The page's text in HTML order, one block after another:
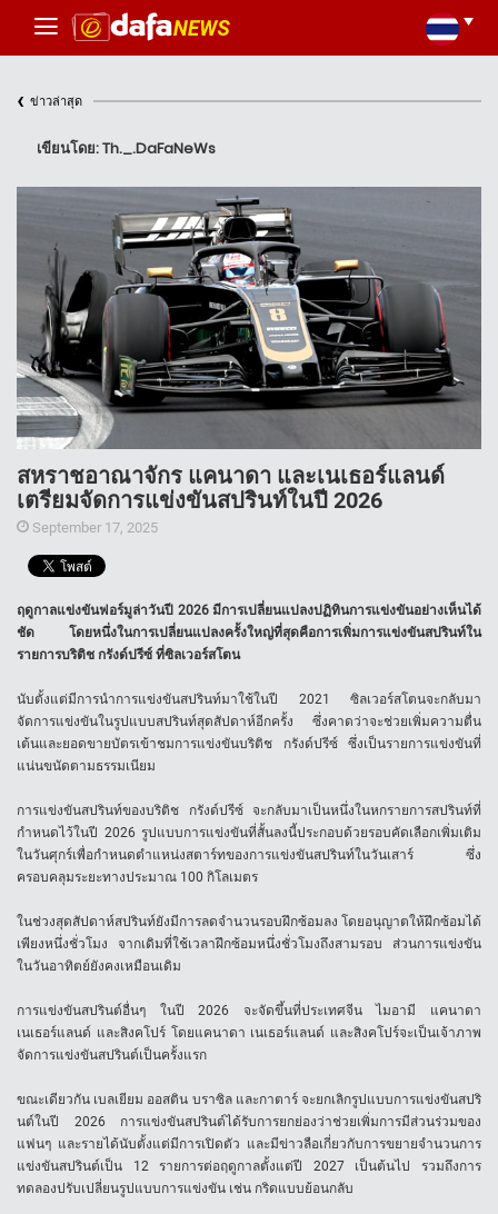
‹ ข่าวล่าสุด
เขียนโดย: Th._.DaFaNeWs
สหราชอาณาจักร แคนาดา และเนเธอร์แลนด์
เตรียมจัดการแข่งขันสปรินท์ในปี 2026
September 17, 2025
ฤดูกาลแข่งขันฟอร์มูล่าวันปี 2026 มีการเปลี่ยนแปลงปฏิทินการแข่งขันอย่างเห็นได้
ชัด โดยหนึ่งในการเปลี่ยนแปลงครั้งใหญ่ที่สุดคือการเพิ่มการแข่งขันสปรินท์ใน
รายการบริติช กรังด์ปรีซ์ ที่ซิลเวอร์สโตน
นับตั้งแต่มีการนำการแข่งขันสปรินท์มาใช้ในปี 2021 ซิลเวอร์สโตนจะกลับมา
จัดการแข่งขันในรูปแบบสปรินท์สุดสัปดาห์อีกครั้ง ซึ่งคาดว่าจะช่วยเพิ่มความตื่น
เต้นและยอดขายบัตรเข้าชมการแข่งขันบริติช กรังด์ปรีซ์ ซึ่งเป็นรายการแข่งขันที่
แน่นขนัดตามธรรมเนียม
การแข่งขันสปรินท์ของบริติช กรังด์ปรีซ์ จะกลับมาเป็นหนึ่งในหกรายการสปรินท์ที่
กำหนดไว้ในปี 2026 รูปแบบการแข่งขันที่สั้นลงนี้ประกอบด้วยรอบคัดเลือกเพิ่มเติม
ในวันศุกร์เพื่อกำหนดตำแหน่งสตาร์ทของการแข่งขันสปรินท์ในวันเสาร์ ซึ่ง
ครอบคลุมระยะทางประมาณ 100 กิโลเมตร
ในช่วงสุดสัปดาห์สปรินท์ยังมีการลดจำนวนรอบฝึกซ้อมลง โดยอนุญาตให้ฝึกซ้อมได้
เพียงหนึ่งชั่วโมง จากเดิมที่ใช้เวลาฝึกซ้อมหนึ่งชั่วโมงถึงสามรอบ ส่วนการแข่งขัน
ในวันอาทิตย์ยังคงเหมือนเดิม
การแข่งขันสปรินต์อื่นๆ ในปี 2026 จะจัดขึ้นที่ประเทศจีน ไมอามี แคนาดา
เนเธอร์แลนด์ และสิงคโปร์ โดยแคนาดา เนเธอร์แลนด์ และสิงคโปร์จะเป็นเจ้าภาพ
จัดการแข่งขันสปรินต์เป็นครั้งแรก
ขณะเดียวกัน เบลเยียม ออสติน บราซิล และกาตาร์ จะยกเลิกรูปแบบการแข่งขันสปริ
นต์ในปี 2026 การแข่งขันสปรินต์ได้รับการยกย่องว่าช่วยเพิ่มการมีส่วนร่วมของ
แฟนๆ และรายได้นับตั้งแต่มีการเปิดตัว และมีข่าวลือเกี่ยวกับการขยายจำนวนการ
แข่งขันสปรินต์เป็น 12 รายการต่อฤดูกาลตั้งแต่ปี 2027 เป็นต้นไป รวมถึงการ
ทดลองปรับเปลี่ยนรูปแบบการแข่งขัน เช่น กริดแบบย้อนกลับ